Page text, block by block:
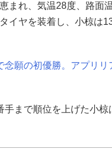
まれ、気温28度、路面
イヤを装着し、小椋は
願の初優勝。アプリリ
まで順位を上げた小